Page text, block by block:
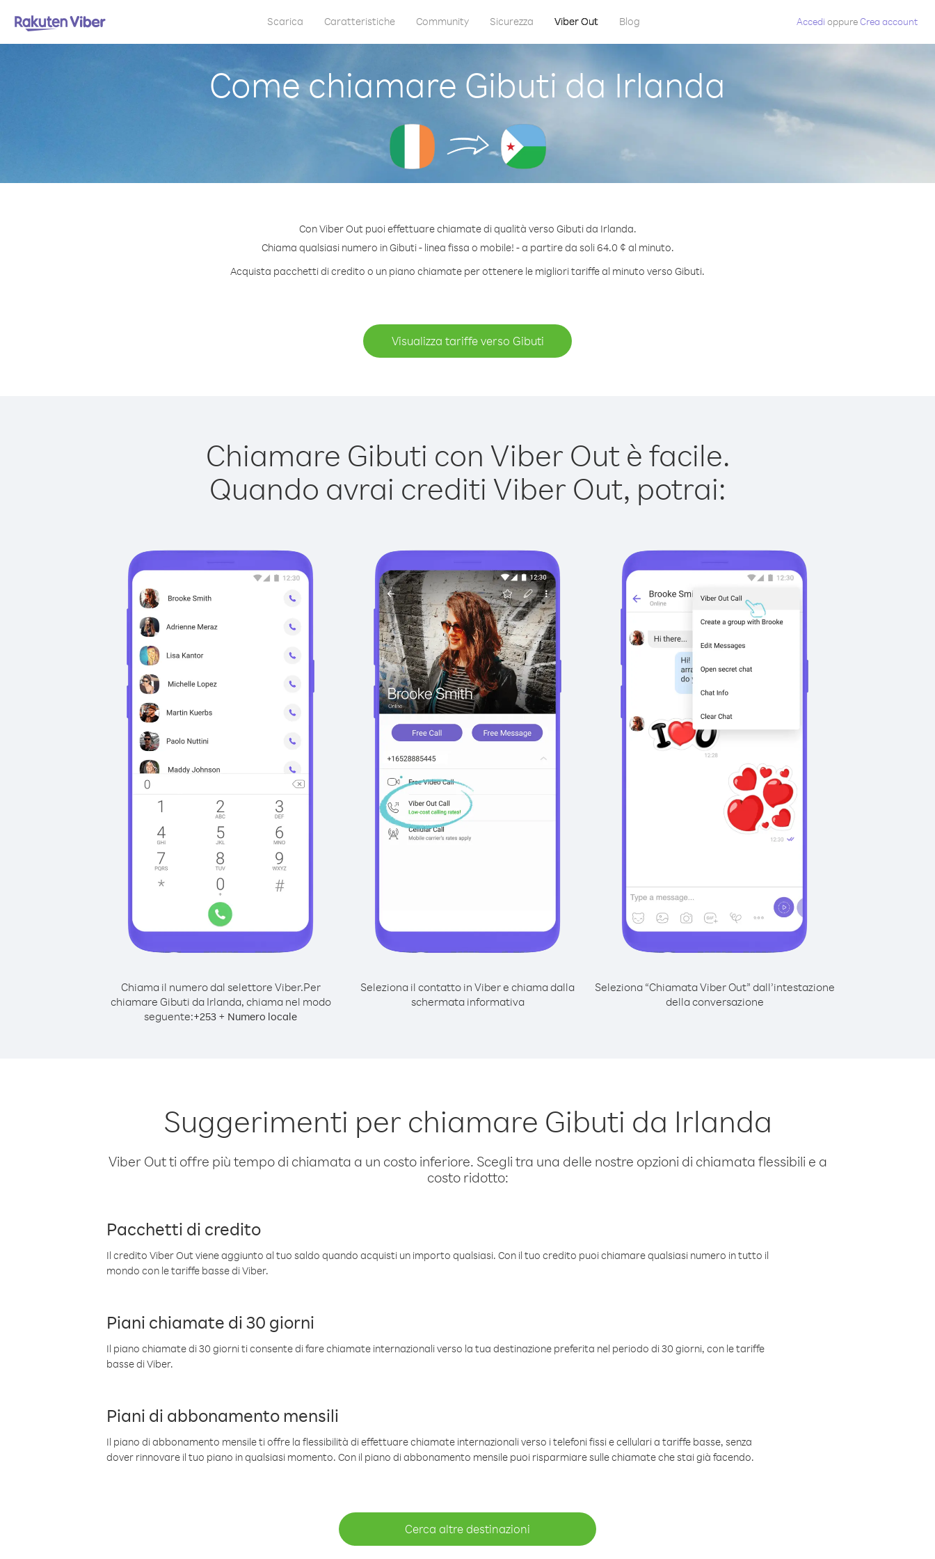
Scarica Caratteristiche Community Sicurezza Viber Out Blog Accedi oppureCrea account
Come chiamare Gibuti da Irlanda
Con Viber Out puoi effettuare chiamate di qualità verso Gibuti da Irlanda.
Chiama qualsiasi numero in Gibuti - linea fissa o mobile! - a partire da soli 64.0 ¢ al minuto.
Acquista pacchetti di credito o un piano chiamate per ottenere le migliori tariffe al minuto verso Gibuti.
Visualizza tariffe verso Gibuti
Chiamare Gibuti con Viber Out è facile.
Quando avrai crediti Viber Out, potrai:
Chiama il numero dal selettore Viber.Per
chiamare Gibuti da Irlanda, chiama nel modo
seguente:+253 + Numero locale
Seleziona il contatto in Viber e chiama dalla
schermata informativa
Seleziona “Chiamata Viber Out” dall’intestazione
della conversazione
Suggerimenti per chiamare Gibuti da Irlanda
Viber Out ti offre più tempo di chiamata a un costo inferiore. Scegli tra una delle nostre opzioni di chiamata flessibili e a
costo ridotto:
Pacchetti di credito
Il credito Viber Out viene aggiunto al tuo saldo quando acquisti un importo qualsiasi. Con il tuo credito puoi chiamare qualsiasi numero in tutto il
mondo con le tariffe basse di Viber.
Piani chiamate di 30 giorni
Il piano chiamate di 30 giorni ti consente di fare chiamate internazionali verso la tua destinazione preferita nel periodo di 30 giorni, con le tariffe
basse di Viber.
Piani di abbonamento mensili
Il piano di abbonamento mensile ti offre la flessibilità di effettuare chiamate internazionali verso i telefoni fissi e cellulari a tariffe basse, senza
dover rinnovare il tuo piano in qualsiasi momento. Con il piano di abbonamento mensile puoi risparmiare sulle chiamate che stai già facendo.
Cerca altre destinazioni